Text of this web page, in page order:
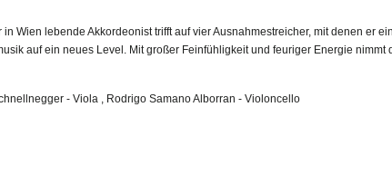
Wien lebende Akkordeonist trifft auf vier Ausnahmestreicher, mit denen er
auf ein neues Level. Mit großer Feinfühligkeit und feuriger Energie
- Viola , Rodrigo Samano Alborran - Violoncello